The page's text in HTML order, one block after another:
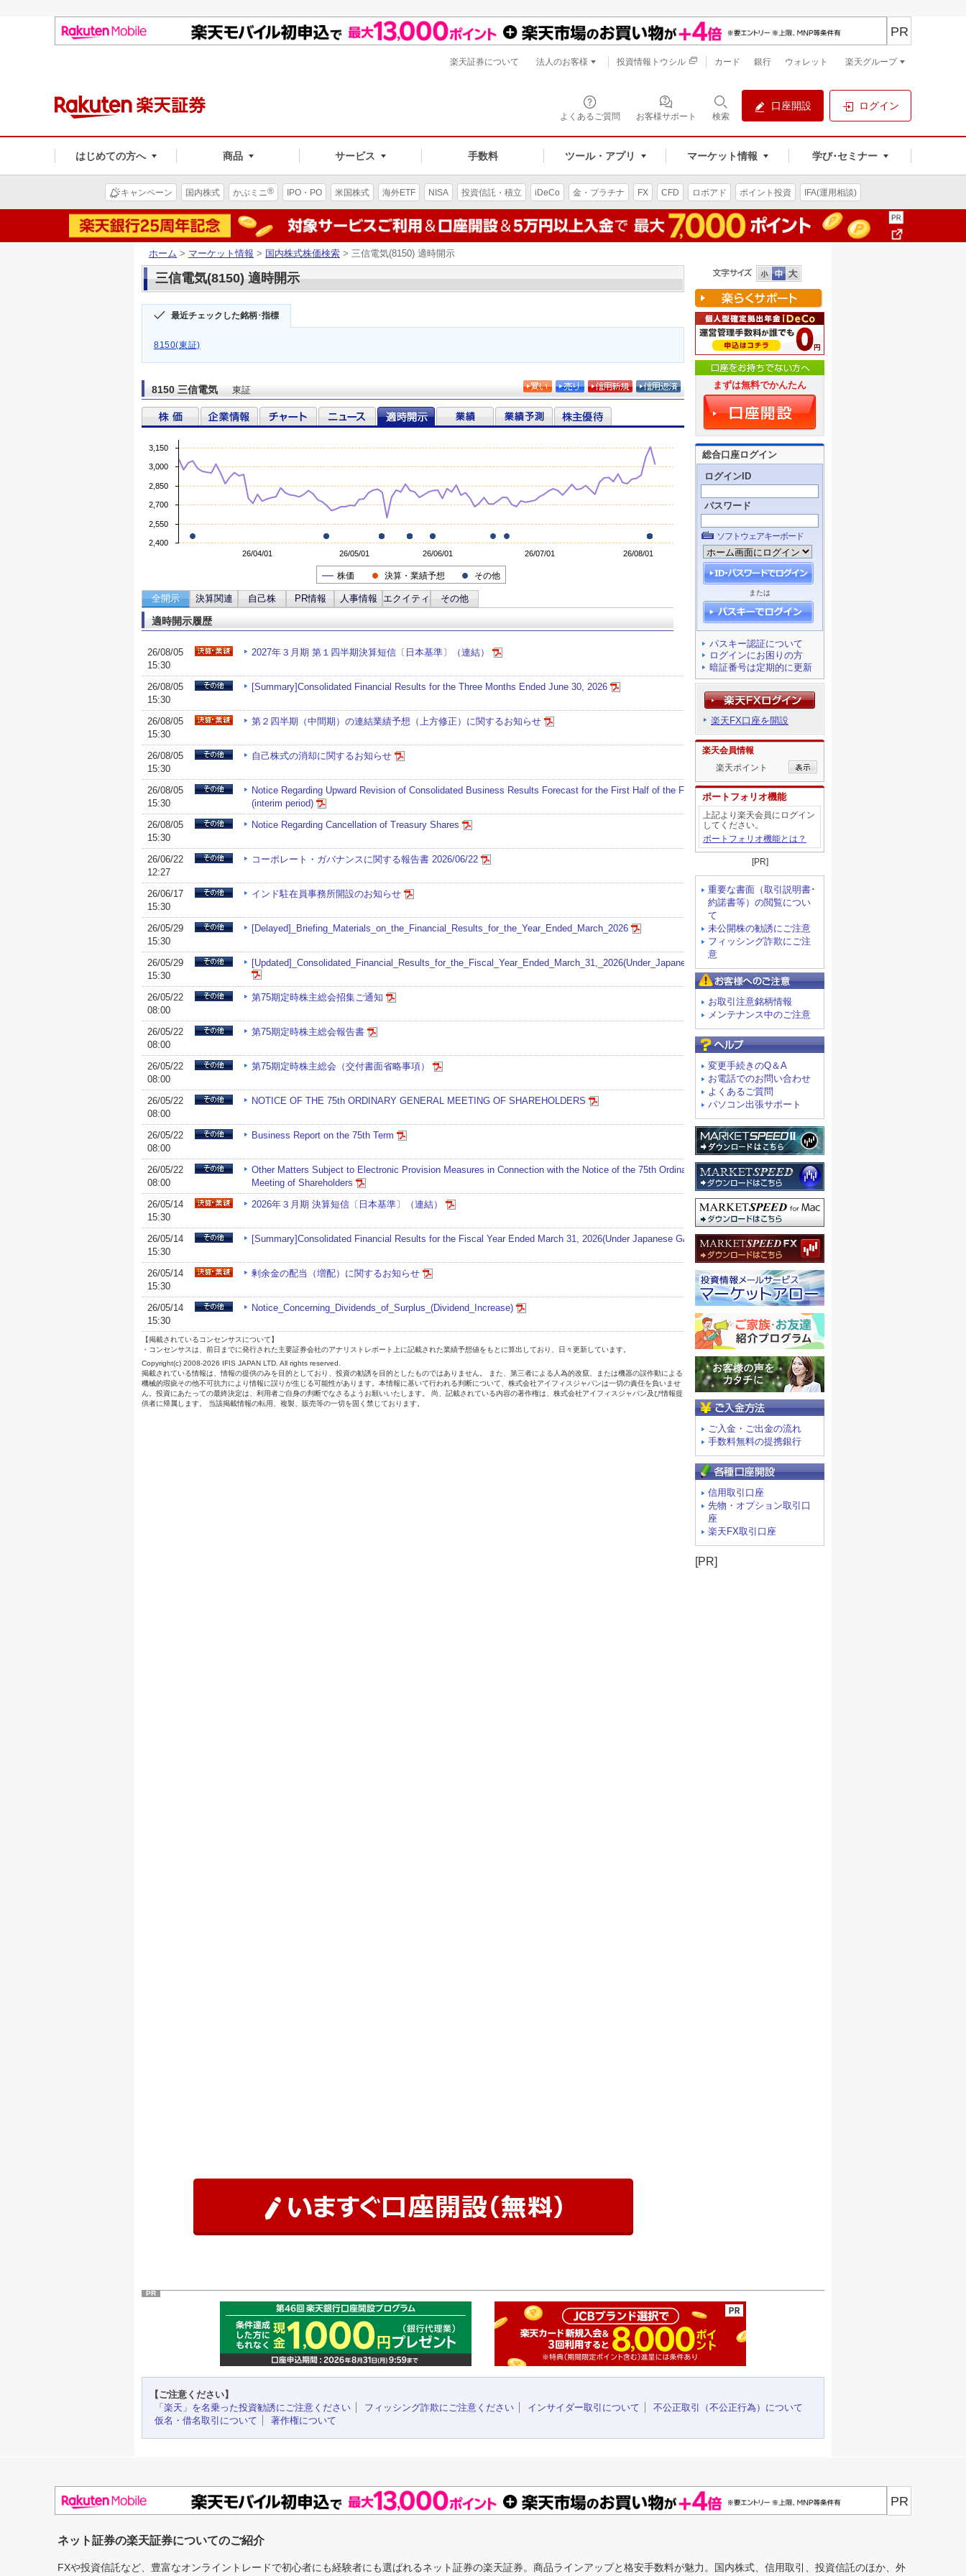
よくあるご質問 お客様サポート 検索
口座開設 ログイン
はじめての方へ 商品 サービス 手数料 ツール・アプリ マーケット情報 学び･セミナー
PR
楽天証券について 法人のお客様 投資情報トウシル カード 銀行 ウォレット 楽天グループ
キャンペーン 国内株式 かぶミニ® IPO・PO 米国株式 海外ETF NISA 投資信託・積立 iDeCo 金・プラチナ FX CFD ロボアド ポイント投資 IFA(運用相談)
ホーム > マーケット情報 > 国内株式株価検索 > 三信電気(8150) 適時開示
三信電気(8150) 適時開示
最近チェックした銘柄･指標
8150(東証)
8150 三信電気 東証 まずは無料でかんたん
総合口座ログイン
ログインID
パスワード
ソフトウェアキーボード
または
パスキー認証について
ログインにお困りの方
暗証番号は定期的に更新
楽天FX口座を開設
楽天会員情報
楽天ポイント
ポートフォリオ機能
上記より楽天会員にログイン
してください。
ポートフォリオ機能とは？
[PR]
重要な書面（取引説明書･
約諾書等）の閲覧につい
て
未公開株の勧誘にご注意
フィッシング詐欺にご注
意
お取引注意銘柄情報
メンテナンス中のご注意
変更手続きのQ＆A
お電話でのお問い合わせ
よくあるご質問
パソコン出張サポート
ご入金・ご出金の流れ
手数料無料の提携銀行
信用取引口座
先物・オプション取引口
座
楽天FX取引口座
[PR]
PR
【ご注意ください】
「楽天」を名乗った投資勧誘にご注意ください
フィッシング詐欺にご注意ください インサイダー取引について
不公正取引（不公正行為）について
仮名・借名取引について
著作権について
PR
ネット証券の楽天証券についてのご紹介
FXや投資信託など、豊富なオンライントレードで初心者にも経験者にも選ばれるネット証券の楽天証券。商品ラインアップと格安手数料が魅力。国内株式、信用取引、投資信託のほか、外